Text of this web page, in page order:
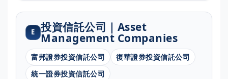
E 投資信託公司｜Asset
Management Companies
富邦證券投資信託公司
復華證券投資信託公司
統一證券投資信託公司